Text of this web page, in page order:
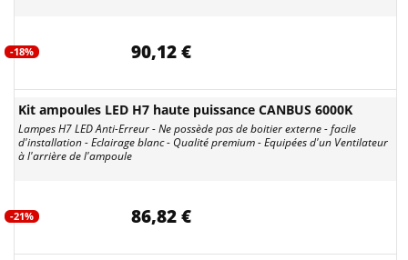
-18% 90,12 €
Kit ampoules LED H7 haute puissance CANBUS 6000K
Lampes H7 LED Anti-Erreur - Ne possède pas de boitier externe - facile
d'installation - Eclairage blanc - Qualité premium - Equipées d'un Ventilateur
à l'arrière de l'ampoule
-21% 86,82 €